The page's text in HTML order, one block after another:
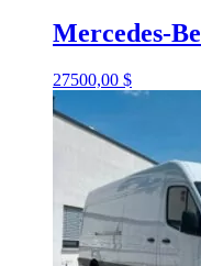
Mercedes-
27500,00 $